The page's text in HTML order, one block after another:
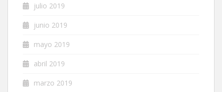
julio 2019
junio 2019
mayo 2019
abril 2019
marzo 2019